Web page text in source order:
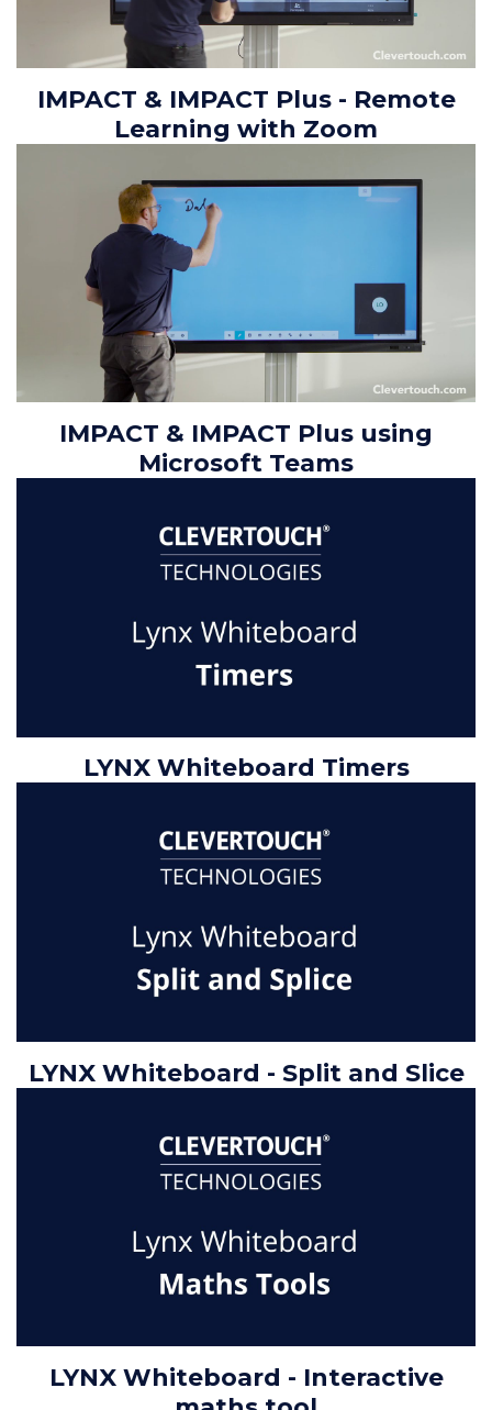
IMPACT & IMPACT Plus - Remote
Learning with Zoom
IMPACT & IMPACT Plus using
Microsoft Teams
LYNX Whiteboard Timers
LYNX Whiteboard - Split and Slice
LYNX Whiteboard - Interactive